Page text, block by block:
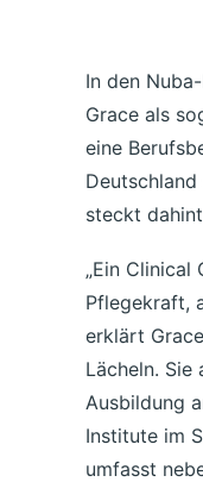
In den
Grace als
eine
steckt
„Ein Clinical
Pflegekraft,
erklärt
Lächeln.
Ausbildung
Institute im
umfasst